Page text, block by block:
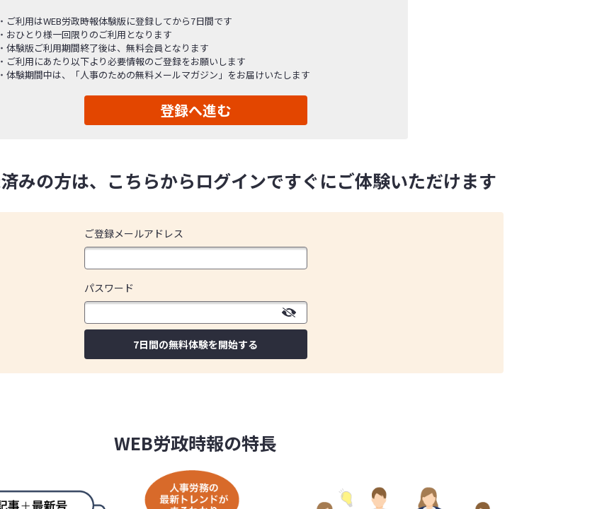
ご利用はWEB労政時報体験版に登録してから7日間です
おひとり様一回限りのご利用となります
体験版ご利用期間終了後は、無料会員となります
ご利用にあたり以下より必要情報のご登録をお願いします
体験期間中は、「人事のための無料メールマガジン」をお届けいたします
登録へ進む
みの方は、こちらからログインですぐにご体験いただけます
ご登録メールアドレス
パスワード
7日間の無料体験を開始する
WEB労政時報の特長